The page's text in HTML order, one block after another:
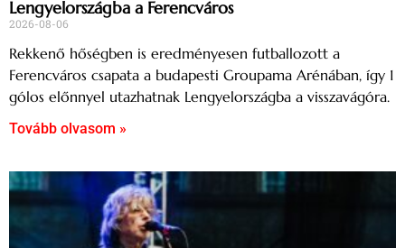
Lengyelországba a Ferencváros
2026-08-06
Rekkenő hőségben is eredményesen futballozott a
Ferencváros csapata a budapesti Groupama Arénában, így 1
gólos előnnyel utazhatnak Lengyelországba a visszavágóra.
Tovább olvasom »